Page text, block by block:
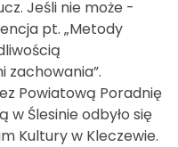
Jeśli nie może -
pt. „Metody
zachowania”.
Powiatową Poradnię
Ślesinie odbyło się
Kultury w Kleczewie.